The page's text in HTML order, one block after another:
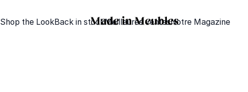
Shop the LookBack in stockMeilleures ventesNotre Magazine